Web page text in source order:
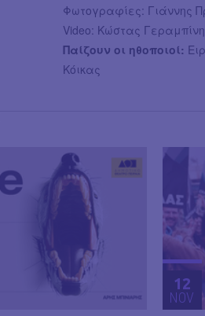
Φωτογραφίες: Γιάννης
Video: Κώστας
Παίζουν οι ηθοποιοί:
Κόικας
12
NOV